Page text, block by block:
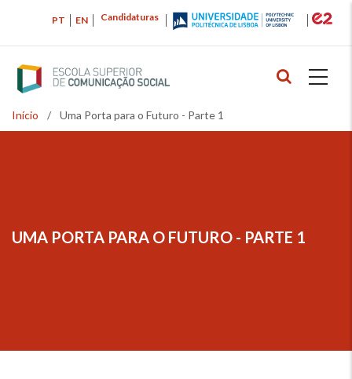
principal
Candidaturas
PT EN
Navegação
Início / Uma Porta para o Futuro - Parte 1
UMA PORTA PARA O FUTURO - PARTE 1
NAVEGAÇÃO